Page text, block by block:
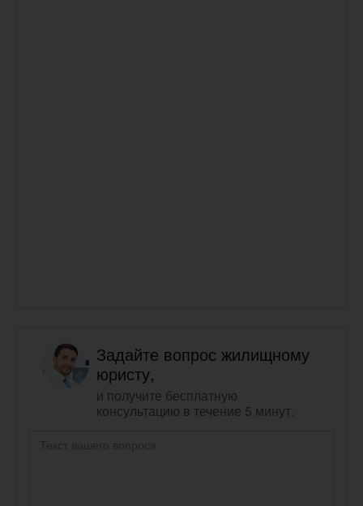
Задайте вопрос жилищному
юристу,
и получите бесплатную
консультацию в течение 5 минут.